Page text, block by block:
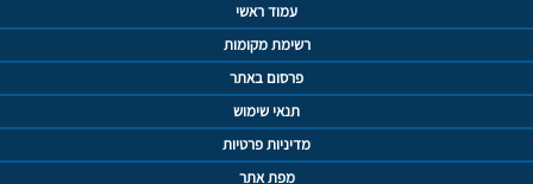
עמוד ראשי
רשימת מקומות
פרסום באתר
תנאי שימוש
מדיניות פרטיות
מפת אתר